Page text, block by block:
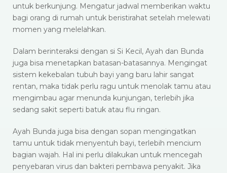
untuk berkunjung. Mengatur jadwal memberikan waktu
bagi orang di rumah untuk beristirahat setelah melewati
momen yang melelahkan.
Dalam berinteraksi dengan si Si Kecil, Ayah dan Bunda
juga bisa menetapkan batasan-batasannya. Mengingat
sistem kekebalan tubuh bayi yang baru lahir sangat
rentan, maka tidak perlu ragu untuk menolak tamu atau
mengimbau agar menunda kunjungan, terlebih jika
sedang sakit seperti batuk atau flu ringan.
Ayah Bunda juga bisa dengan sopan mengingatkan
tamu untuk tidak menyentuh bayi, terlebih mencium
bagian wajah. Hal ini perlu dilakukan untuk mencegah
penyebaran virus dan bakteri pembawa penyakit. Jika